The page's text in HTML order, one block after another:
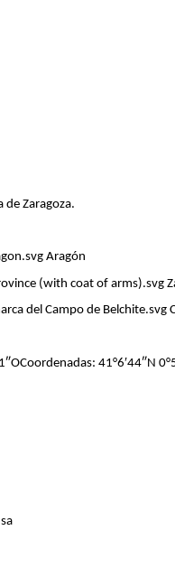
de Zaragoza.
Aragón
(with coat of arms).svg
del Campo de Belchite.svg
41°6′44″N